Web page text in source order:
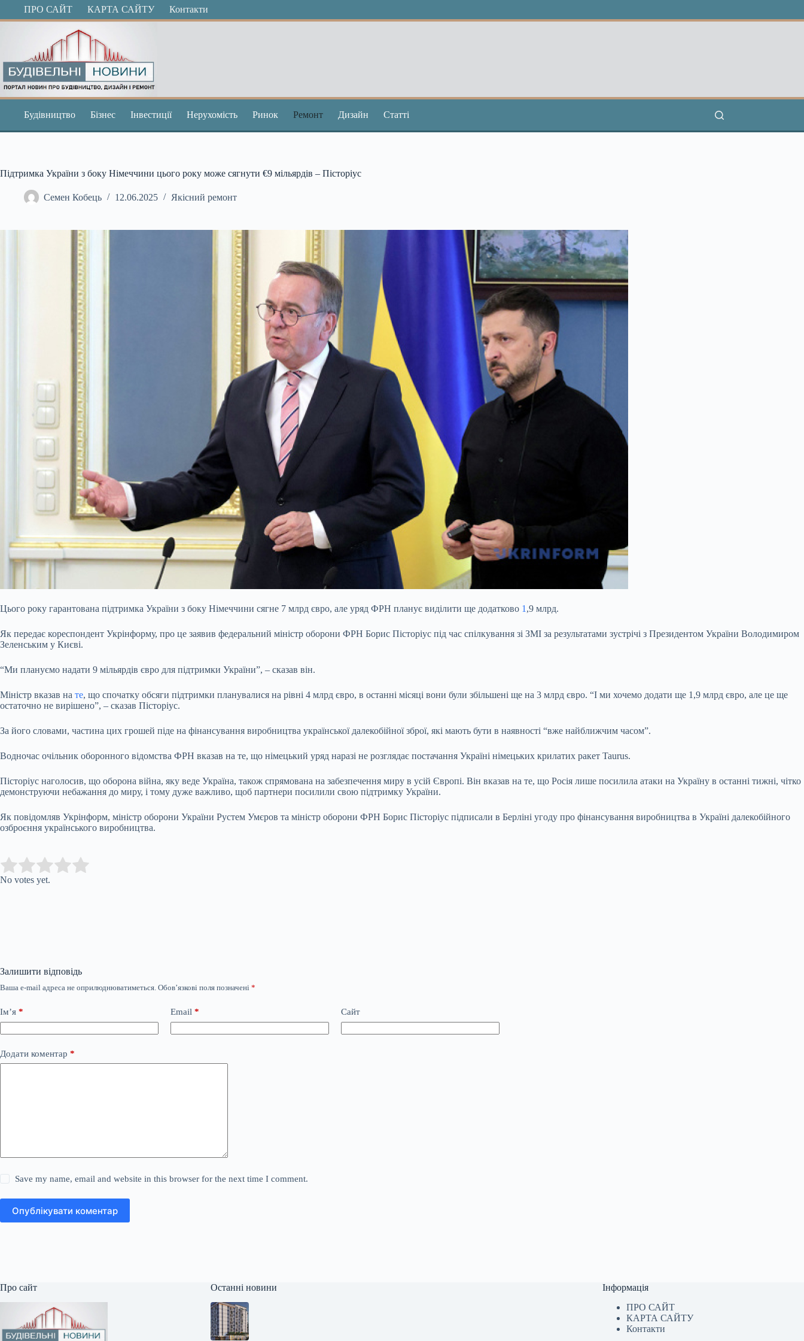
ПерейтиПРО САЙТ КАРТА САЙТУ Контакти
Будівництво Бізнес Інвестиції Нерухомість Ринок Ремонт Дизайн Статті
Підтримка України з боку Німеччини цього року може сягнути €9 мільярдів – Пісторіус
Семен Кобець 12.06.2025 Якісний ремонт
Цього року гарантована підтримка України з боку Німеччини сягне 7 млрд євро, але уряд ФРН планує виділити ще додатково 1 ,9 млрд.
Як передає кореспондент Укрінформу, про це заявив федеральний міністр оборони ФРН Борис Пісторіус під час спілкування зі ЗМІ за результатами зустрічі з Президентом України Володимиром
Зеленським у Києві.
“Ми плануємо надати 9 мільярдів євро для підтримки України”, – сказав він.
Міністр вказав на те, що спочатку обсяги підтримки планувалися на рівні 4 млрд євро, в останні місяці вони були збільшені ще на 3 млрд євро. “І ми хочемо додати ще 1,9 млрд євро, але це ще
остаточно не вирішено”, – сказав Пісторіус.
За його словами, частина цих грошей піде на фінансування виробництва української далекобійної зброї, які мають бути в наявності “вже найближчим часом”.
Водночас очільник оборонного відомства ФРН вказав на те, що німецький уряд наразі не розглядає постачання Україні німецьких крилатих ракет Taurus.
Пісторіус наголосив, що оборона війна, яку веде Україна, також спрямована на забезпечення миру в усій Європі. Він вказав на те, що Росія лише посилила атаки на Україну в останні тижні, чітко
демонструючи небажання до миру, і тому дуже важливо, щоб партнери посилили свою підтримку України.
Як повідомляв Укрінформ, міністр оборони України Рустем Умєров та міністр оборони ФРН Борис Пісторіус підписали в Берліні угоду про фінансування виробництва в Україні далекобійного
озброєння українського виробництва.
Rate this item:
No votes yet.
Залишити відповідь
Ваша e-mail адреса не оприлюднюватиметься. Обов’язкові поля позначені *
Ім’я * Email * Сайт
Додати коментар *
Save my name, email and website in this browser for the next time I comment.
Опублікувати коментар
Про сайт Останні новини
Інформація
ПРО САЙТ
КАРТА САЙТУ
Контакти